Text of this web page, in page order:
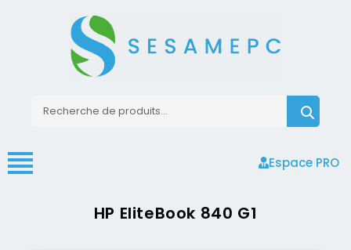
Espace PRO
HP EliteBook 840 G1